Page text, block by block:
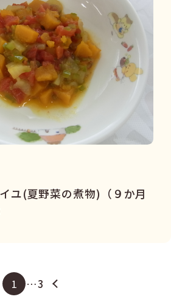
ユ(夏野菜の煮物)（９か月
1 …3